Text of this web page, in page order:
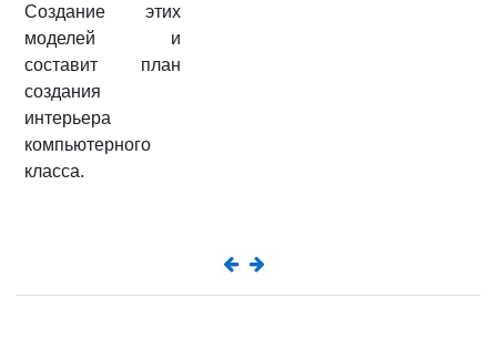
Создание этих
моделей и
составит план
создания
интерьера
компьютерного
класса.